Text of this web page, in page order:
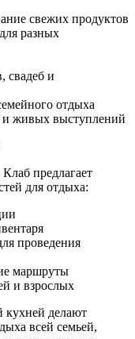
свежих продуктов
разных
свадеб и
отдыха
и живых выступлений
предлагает
для отдыха:
проведения
маршруты
и взрослых
кухней делают
всей семьей,